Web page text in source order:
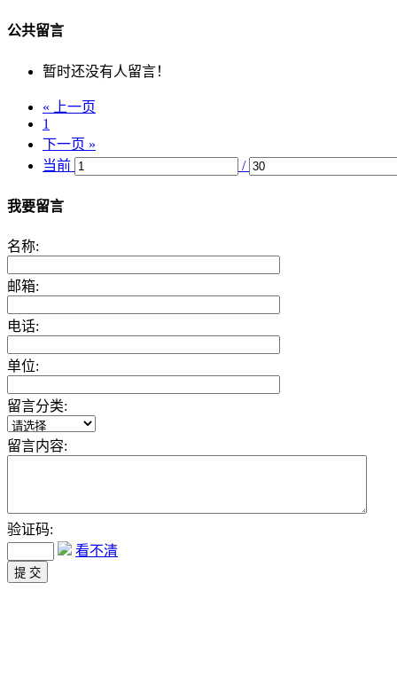
公共留言
暂时还没有人留言！
« 上一页
1
下一页 »
当前
/
我要留言
名称:
邮箱:
电话:
单位:
留言分类:
留言内容:
验证码:
看不清